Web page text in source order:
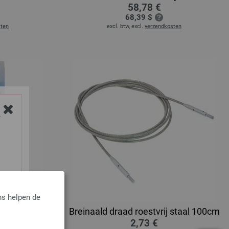
helpen de
58,78 €
68,39 $
excl. btw, excl. verzendkosten
Breinaald draad roestvrij staal 100cm
2,73 €